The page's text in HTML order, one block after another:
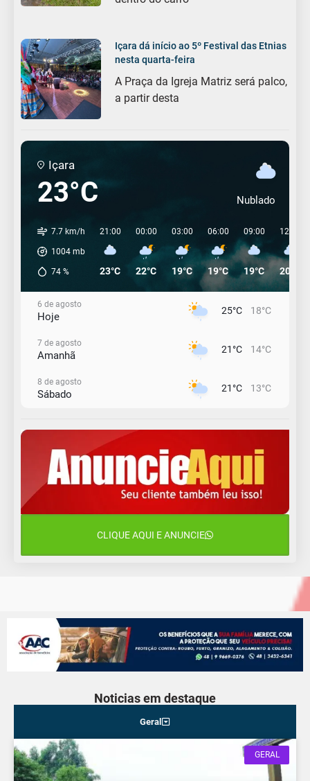
Içara dá início ao 5º Festival das Etnias
nesta quarta-feira
A Praça da Igreja Matriz será palco,
a partir desta
Içara
23°C Nublado
7.7 km/h
1004 mb
74 %
21:00
23°C
00:00
22°C
03:00
19°C
06:00
19°C
09:00
19°C
12:00
20°C
6 de agosto
Hoje 25°C 18°C
7 de agosto
Amanhã 21°C 14°C
8 de agosto
Sábado 21°C 13°C
Domingo 16°C 13°C
10 de agosto
Segunda-Feira
CLIQUE AQUI E ANUNCIE
Noticias em destaque
Geral
GERAL